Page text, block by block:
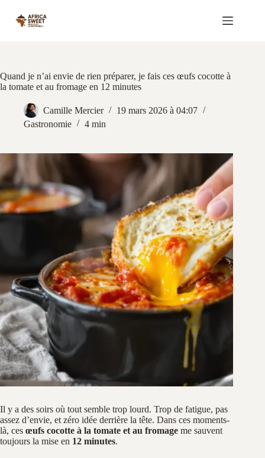
contenu
Quand je n’ai envie de rien préparer, je fais ces œufs cocotte à
la tomate et au fromage en 12 minutes
Camille Mercier
19 mars 2026 à 04:07
Gastronomie
4 min
Il y a des soirs où tout semble trop lourd. Trop de fatigue, pas
assez d’envie, et zéro idée derrière la tête. Dans ces moments-
là, ces œufs cocotte à la tomate et au fromage me sauvent
toujours la mise en 12 minutes.